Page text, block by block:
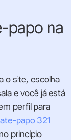
papo na
o site, escolha
e você já está
perfil para
papo 321
princípio